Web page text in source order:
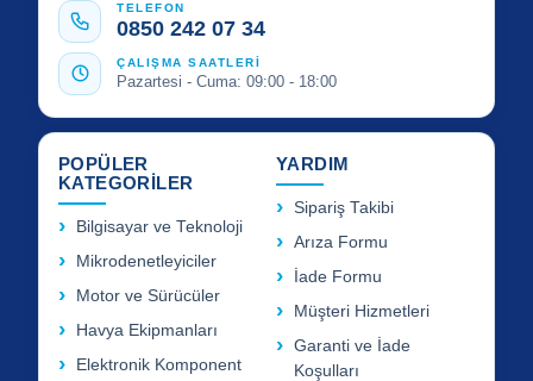
TELEFON
0850 242 07 34
ÇALIŞMA SAATLERİ
Pazartesi - Cuma: 09:00 - 18:00
POPÜLER
KATEGORİLER
Bilgisayar ve Teknoloji
Mikrodenetleyiciler
Motor ve Sürücüler
Havya Ekipmanları
Elektronik Komponent
YARDIM
Sipariş Takibi
Arıza Formu
İade Formu
Müşteri Hizmetleri
Garanti ve İade
Koşulları